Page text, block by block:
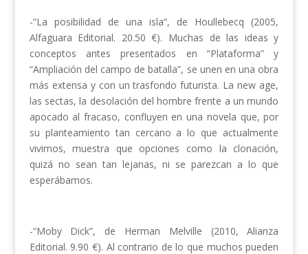
-“La posibilidad de una isla”, de Houllebecq (2005,
Alfaguara Editorial. 20.50 €). Muchas de las ideas y
conceptos antes presentados en “Plataforma” y
“Ampliación del campo de batalla”, se unen en una obra
más extensa y con un trasfondo futurista. La new age,
las sectas, la desolación del hombre frente a un mundo
apocado al fracaso, confluyen en una novela que, por
su planteamiento tan cercano a lo que actualmente
vivimos, muestra que opciones como la clonación,
quizá no sean tan lejanas, ni se parezcan a lo que
esperábamos.
-“Moby Dick”, de Herman Melville (2010, Alianza
Editorial. 9.90 €). Al contrario de lo que muchos pueden